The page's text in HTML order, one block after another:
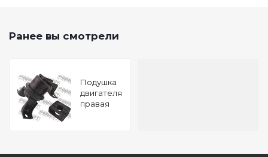
Ранее вы смотрели
Подушка
двигателя
правая